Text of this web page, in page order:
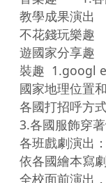
教學成果演出
不花錢玩樂趣
遊國家分享趣       3.學習
裝趣  1.googl
國家地理位置
各國打招呼方
3.各國服飾穿
各班戲劇演出
依各國繪本寫
全校面前演出